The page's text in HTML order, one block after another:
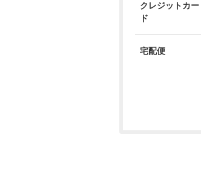
クレジットカー
ド
宅配便